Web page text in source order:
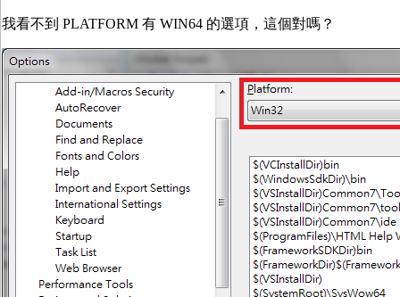
我看不到 PLATFORM 有 WIN64 的選項，這個對嗎？